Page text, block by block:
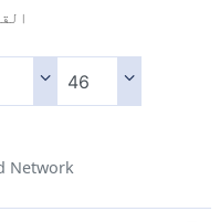
Network